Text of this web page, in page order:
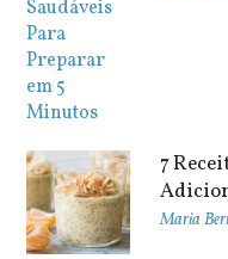
7
Maria